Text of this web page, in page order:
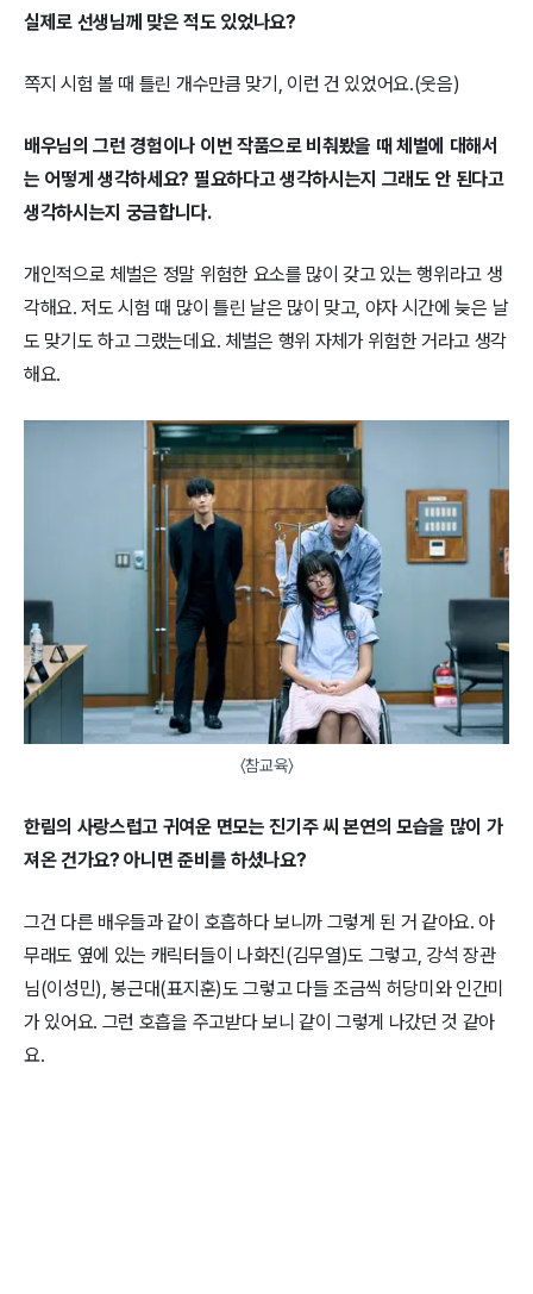
실제로 선생님께 맞은 적도 있었나요?
쪽지 시험 볼 때 틀린 개수만큼 맞기, 이런 건 있었어요.(웃음)
배우님의 그런 경험이나 이번 작품으로 비춰봤을 때 체벌에 대해서
는 어떻게 생각하세요? 필요하다고 생각하시는지 그래도 안 된다고
생각하시는지 궁금합니다.
개인적으로 체벌은 정말 위험한 요소를 많이 갖고 있는 행위라고 생
각해요. 저도 시험 때 많이 틀린 날은 많이 맞고, 야자 시간에 늦은 날
도 맞기도 하고 그랬는데요. 체벌은 행위 자체가 위험한 거라고 생각
해요.
〈참교육〉
한림의 사랑스럽고 귀여운 면모는 진기주 씨 본연의 모습을 많이 가
져온 건가요? 아니면 준비를 하셨나요?
그건 다른 배우들과 같이 호흡하다 보니까 그렇게 된 거 같아요. 아
무래도 옆에 있는 캐릭터들이 나화진(김무열)도 그렇고, 강석 장관
님(이성민), 봉근대(표지훈)도 그렇고 다들 조금씩 허당미와 인간미
가 있어요. 그런 호흡을 주고받다 보니 같이 그렇게 나갔던 것 같아
요.